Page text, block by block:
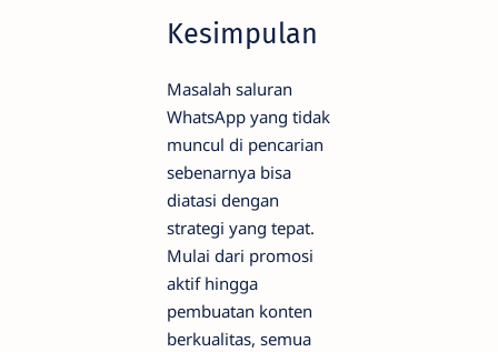
Kesimpulan
Masalah saluran
WhatsApp yang tidak
muncul di pencarian
sebenarnya bisa
diatasi dengan
strategi yang tepat.
Mulai dari promosi
aktif hingga
pembuatan konten
berkualitas, semua